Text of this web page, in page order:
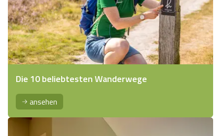
Die 10 beliebtesten Wanderwege
ansehen